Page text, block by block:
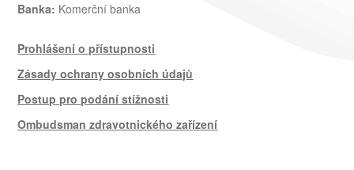
Banka: Komerční banka
Prohlášení o přístupnosti
Zásady ochrany osobních údajů
Postup pro podání stížnosti
Ombudsman zdravotnického zařízení